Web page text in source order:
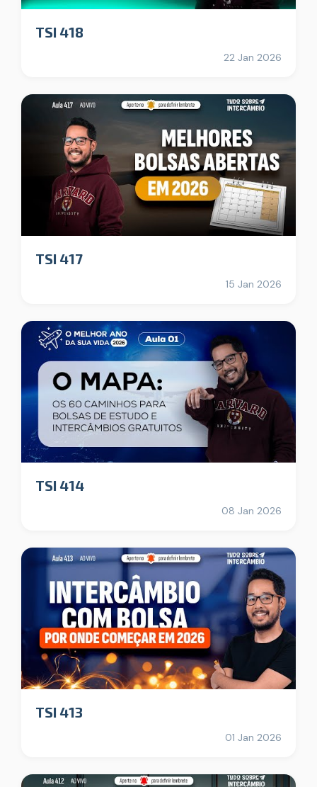
TSI 418
22 Jan 2026
TSI 417
15 Jan 2026
TSI 414
08 Jan 2026
TSI 413
01 Jan 2026